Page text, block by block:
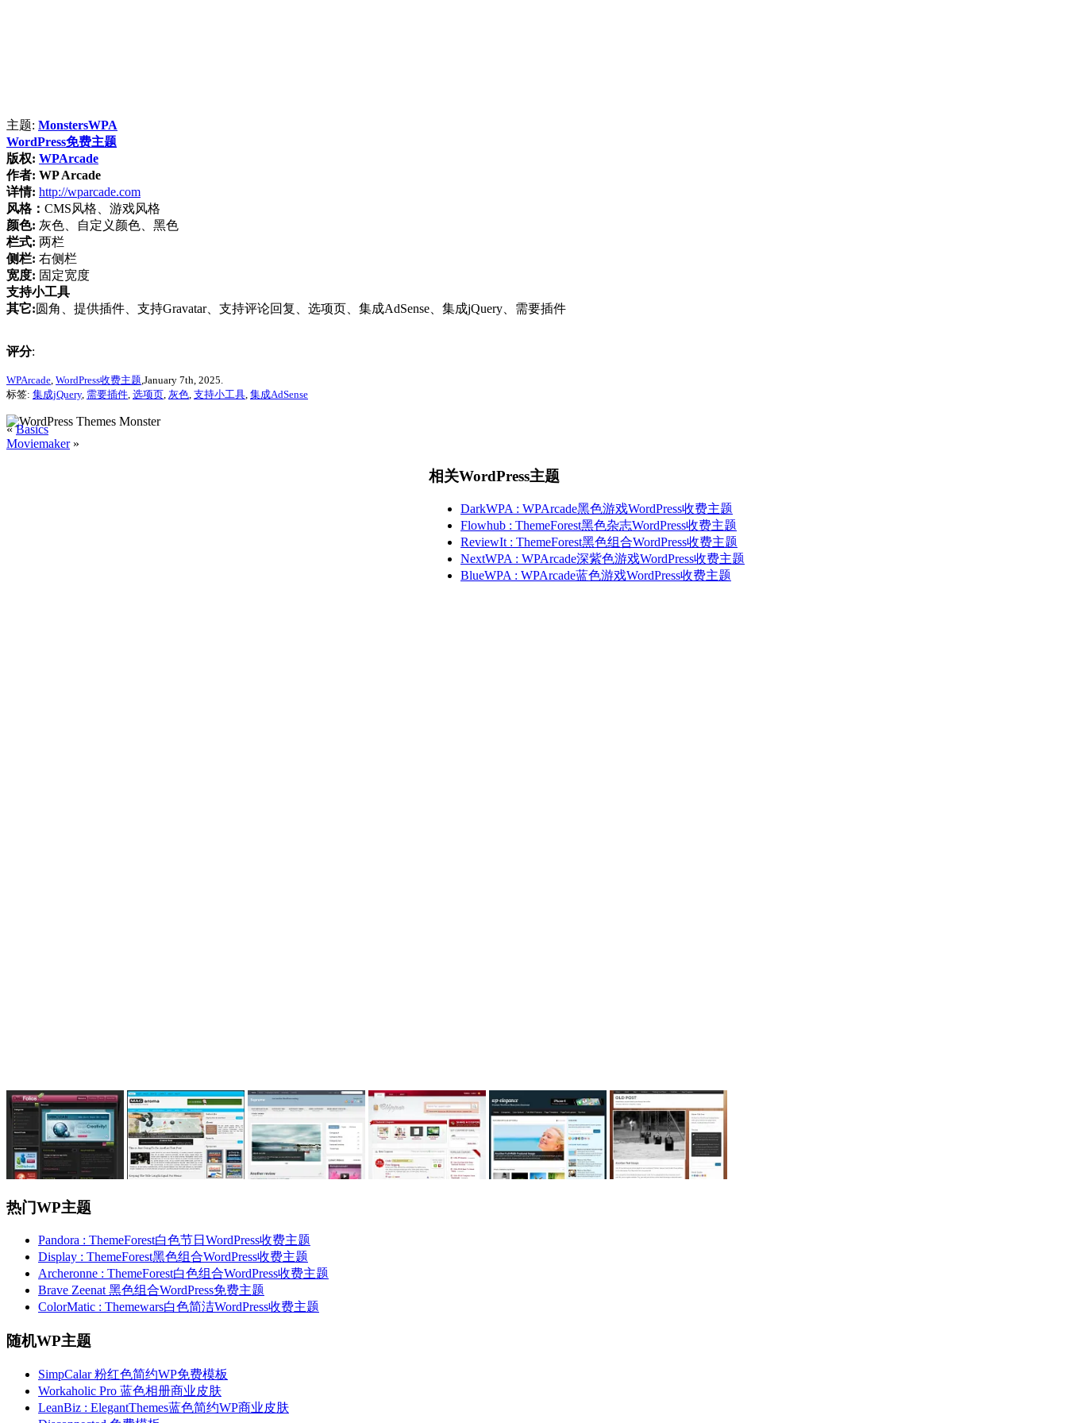
主题: MonstersWPA
WordPress免费主题
版权: WPArcade
作者: WP Arcade
详情: http://wparcade.com
风格： CMS风格、游戏风格
颜色: 灰色、自定义颜色、黑色
栏式: 两栏
侧栏: 右侧栏
宽度: 固定宽度
支持小工具
其它:圆角、提供插件、支持Gravatar、支持评论回复、选项页、集成AdSense、集成jQuery、需要插件
评分:
WPArcade WordPress收费主题 ,January 7th, 2025.
标签: 集成jQuery, 需要插件 选项页 灰色 支持小工具 集成AdSense
«Basics
Moviemaker»
相关WordPress主题
DarkWPA : WPArcade黑色游戏WordPress收费主题
Flowhub : ThemeForest黑色杂志WordPress收费主题
ReviewIt : ThemeForest黑色组合WordPress收费主题
NextWPA : WPArcade深紫色游戏WordPress收费主题
BlueWPA : WPArcade蓝色游戏WordPress收费主题
热门WP主题
Pandora : ThemeForest白色节日WordPress收费主题
Display : ThemeForest黑色组合WordPress收费主题
Archeronne : ThemeForest白色组合WordPress收费主题
Brave Zeenat 黑色组合WordPress免费主题
ColorMatic : Themewars白色简洁WordPress收费主题
随机WP主题
SimpCalar 粉红色简约WP免费模板
Workaholic Pro 蓝色相册商业皮肤
LeanBiz : ElegantThemes蓝色简约WP商业皮肤